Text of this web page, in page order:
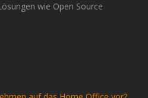
wie Open Source